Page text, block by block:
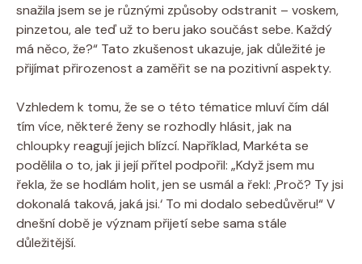
snažila jsem se je různými způsoby odstranit – voskem,
pinzetou, ale teď už to beru jako součást sebe. Každý
má něco, že?“ Tato zkušenost ukazuje, jak důležité je
přijímat přirozenost a zaměřit se na pozitivní aspekty.
Vzhledem k tomu, že se o této tématice mluví čím dál
tím více, některé ženy se rozhodly hlásit, jak na
chloupky reagují jejich blízcí. Například, Markéta se
podělila o to, jak ji její přítel podpořil: „Když jsem mu
řekla, že se hodlám holit, jen se usmál a řekl: ‚Proč? Ty jsi
dokonalá taková, jaká jsi.‘ To mi dodalo sebedůvěru!“ V
dnešní době je význam přijetí sebe sama stále
důležitější.